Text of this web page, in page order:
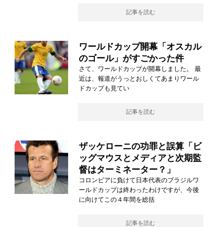
記事を読む
ワールドカップ開幕「オスカル
のゴール」がすごかった件
さて、ワールドカップが開幕しました。 最
近は、報道がうっとおしくてあまりワール
ドカップも見てい
記事を読む
ザッケローニの功罪と誤算「ビ
ッグマウスとメディアと次期監
督はターミネーター？」
コロンビアに負けて日本代表のブラジルワ
ールドカップは終わったわけですが、今後
に向けてこの４年間を総括
記事を読む